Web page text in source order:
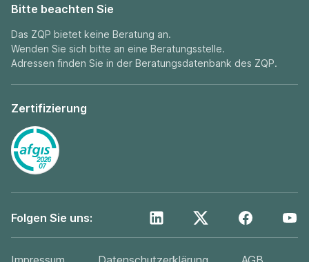
Bitte beachten Sie
Das ZQP bietet keine Beratung an.
Wenden Sie sich bitte an eine Beratungsstelle.
Adressen finden Sie in der Beratungsdatenbank des ZQP.
Zertifizierung
Folgen Sie uns: